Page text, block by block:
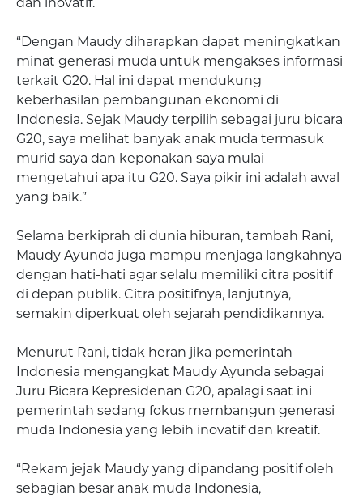
“Dengan Maudy diharapkan dapat meningkatkan
minat generasi muda untuk mengakses informasi
terkait G20. Hal ini dapat mendukung
keberhasilan pembangunan ekonomi di
Indonesia. Sejak Maudy terpilih sebagai juru bicara
G20, saya melihat banyak anak muda termasuk
murid saya dan keponakan saya mulai
mengetahui apa itu G20. Saya pikir ini adalah awal
yang baik.”
Selama berkiprah di dunia hiburan, tambah Rani,
Maudy Ayunda juga mampu menjaga langkahnya
dengan hati-hati agar selalu memiliki citra positif
di depan publik. Citra positifnya, lanjutnya,
semakin diperkuat oleh sejarah pendidikannya.
Menurut Rani, tidak heran jika pemerintah
Indonesia mengangkat Maudy Ayunda sebagai
Juru Bicara Kepresidenan G20, apalagi saat ini
pemerintah sedang fokus membangun generasi
muda Indonesia yang lebih inovatif dan kreatif.
“Rekam jejak Maudy yang dipandang positif oleh
sebagian besar anak muda Indonesia,